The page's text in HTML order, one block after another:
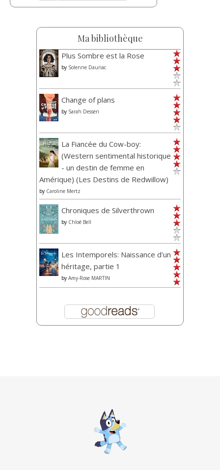
Ma bibliothèque
Plus Sombre est la Rose
by Solenne Dauriac
Change of plans
by Sarah Dessen
La Fiancée du Cow-boy:
(Western sentimental historique
- un destin de femme en
Amérique) (Les Destins de Redwillow)
by Caroline Mertz
Chroniques de Silverthrown
by Chloé Bell
Les Intemporels: Naissance d'un
héritage, partie 1
by Amy-Rose MARTIN